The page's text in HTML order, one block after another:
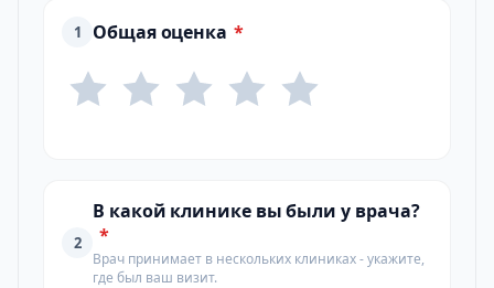
1 Общая оценка *
2
В какой клинике вы были у врача?
*
Врач принимает в нескольких клиниках - укажите,
где был ваш визит.